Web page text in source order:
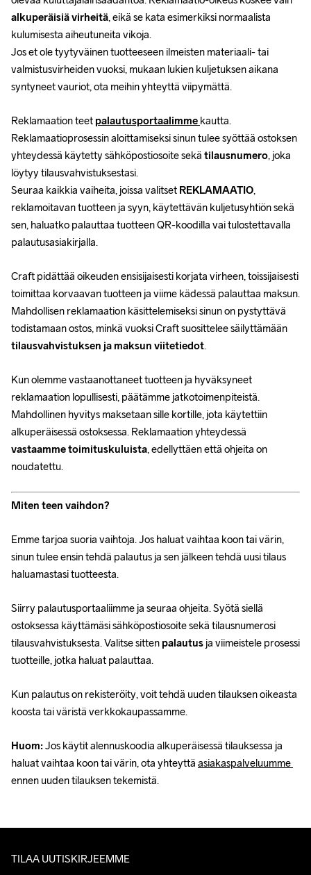
alkuperäisiä virheitä, eikä se kata esimerkiksi normaalista
kulumisesta aiheutuneita vikoja.
Jos et ole tyytyväinen tuotteeseen ilmeisten materiaali- tai
valmistusvirheiden vuoksi, mukaan lukien kuljetuksen aikana
syntyneet vauriot, ota meihin yhteyttä viipymättä.
Reklamaation teet palautusportaalimme kautta.
Reklamaatioprosessin aloittamiseksi sinun tulee syöttää ostoksen
yhteydessä käytetty sähköpostiosoite sekä tilausnumero, joka
löytyy tilausvahvistuksestasi.
Seuraa kaikkia vaiheita, joissa valitset REKLAMAATIO,
reklamoitavan tuotteen ja syyn, käytettävän kuljetusyhtiön sekä
sen, haluatko palauttaa tuotteen QR-koodilla vai tulostettavalla
palautusasiakirjalla.
Craft pidättää oikeuden ensisijaisesti korjata virheen, toissijaisesti
toimittaa korvaavan tuotteen ja viime kädessä palauttaa maksun.
Mahdollisen reklamaation käsittelemiseksi sinun on pystyttävä
tilausvahvistuksen ja maksun viitetiedot.
Kun olemme vastaanottaneet tuotteen ja hyväksyneet
reklamaation lopullisesti, päätämme jatkotoimenpiteistä.
Mahdollinen hyvitys maksetaan sille kortille, jota käytettiin
vastaamme toimituskuluista, edellyttäen että ohjeita on
noudatettu.
Miten teen vaihdon?
Emme tarjoa suoria vaihtoja. Jos haluat vaihtaa koon tai värin,
sinun tulee ensin tehdä palautus ja sen jälkeen tehdä uusi tilaus
haluamastasi tuotteesta.
Siirry palautusportaaliimme ja seuraa ohjeita. Syötä siellä
ostoksessa käyttämäsi sähköpostiosoite sekä tilausnumerosi
tilausvahvistuksesta. Valitse sitten palautus ja viimeistele prosessi
tuotteille, jotka haluat palauttaa.
Kun palautus on rekisteröity, voit tehdä uuden tilauksen oikeasta
koosta tai väristä verkkokaupassamme.
Huom: Jos käytit alennuskoodia alkuperäisessä tilauksessa ja
haluat vaihtaa koon tai värin, ota yhteyttä
ennen uuden tilauksen tekemistä.
TILAA UUTISKIRJEEMME